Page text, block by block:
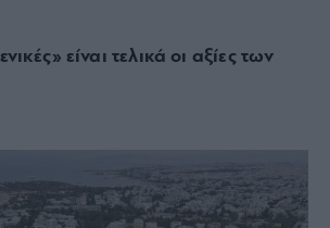
είναι τελικά οι αξίες των